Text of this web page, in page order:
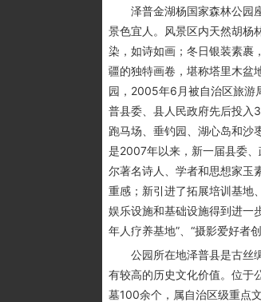
泽普金湖杨国家森林公园座
景色宜人。风景区内天然胡杨
染，如诗如画；冬日银装素裹
疆的独特画卷，堪称塔里木盆
园，2005年6月被自治区旅游
普县委、县人民政府先后投入
跑马场、垂钓园、湖心岛和沙
是2007年以来，新一届县委
尔著名诗人、学者和思想家玉
重感；新引进了拓展培训基地
娱乐设施和基础设施得到进一
年人疗养基地”、“摄影爱好者
公园所在地泽普县是古丝绸
有较高的历史文化价值。位于
墓100余个，属自治区级重点